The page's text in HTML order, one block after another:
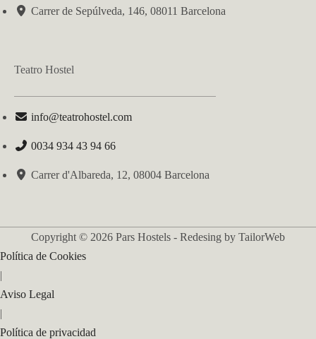
Carrer de Sepúlveda, 146, 08011 Barcelona
Teatro Hostel
info@teatrohostel.com
0034 934 43 94 66
Carrer d'Albareda, 12, 08004 Barcelona
Copyright © 2026 Pars Hostels - Redesing by TailorWeb
Política de Cookies
|
Aviso Legal
|
Política de privacidad